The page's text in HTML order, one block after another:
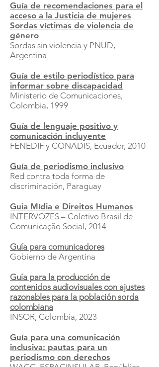
Guía de recomendaciones para el
acceso a la Justicia de mujeres
Sordas víctimas de violencia de
género
Sordas sin violencia y PNUD,
Argentina
Guía de estilo periodístico para
informar sobre discapacidad
Ministerio de Comunicaciones,
Colombia, 1999
Guía de lenguaje positivo y
comunicación incluyente
FENEDIF y CONADIS, Ecuador, 2010
Guía de periodismo inclusivo
Red contra toda forma de
discriminación, Paraguay
Guia Mídia e Direitos Humanos
INTERVOZES – Coletivo Brasil de
Comunicação Social, 2014
Guía para comunicadores
Gobierno de Argentina
Guía para la producción de
contenidos audiovisuales con ajustes
razonables para la población sorda
colombiana
INSOR, Colombia, 2023
Guía para una comunicación
inclusiva: pautas para un
periodismo con derechos